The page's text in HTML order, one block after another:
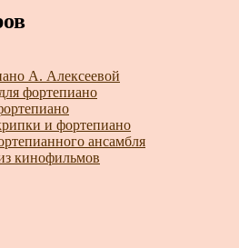
А. Алексеевой
фортепиано
и фортепиано
ансамбля
кинофильмов